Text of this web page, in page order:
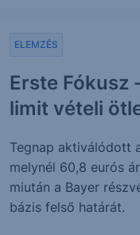
Erste Fókusz
limit vételi
ELEMZÉS
Tegnap aktiválódott
melynél 60,8 eurós
miután a Bayer
bázis felső határát.